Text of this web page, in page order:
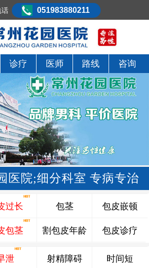
诊疗 医师 路线 咨询
医院;细分科室 专病专治
过长
包茎
包茎
割包皮年龄
包皮嵌顿
包皮诊疗
泄 射精障碍 时间短
话 051983880211